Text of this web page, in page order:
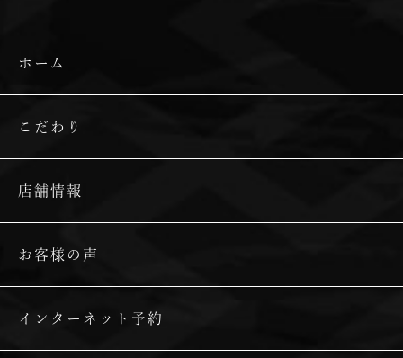
ホーム
こだわり
店舗情報
お客様の声
インターネット予約